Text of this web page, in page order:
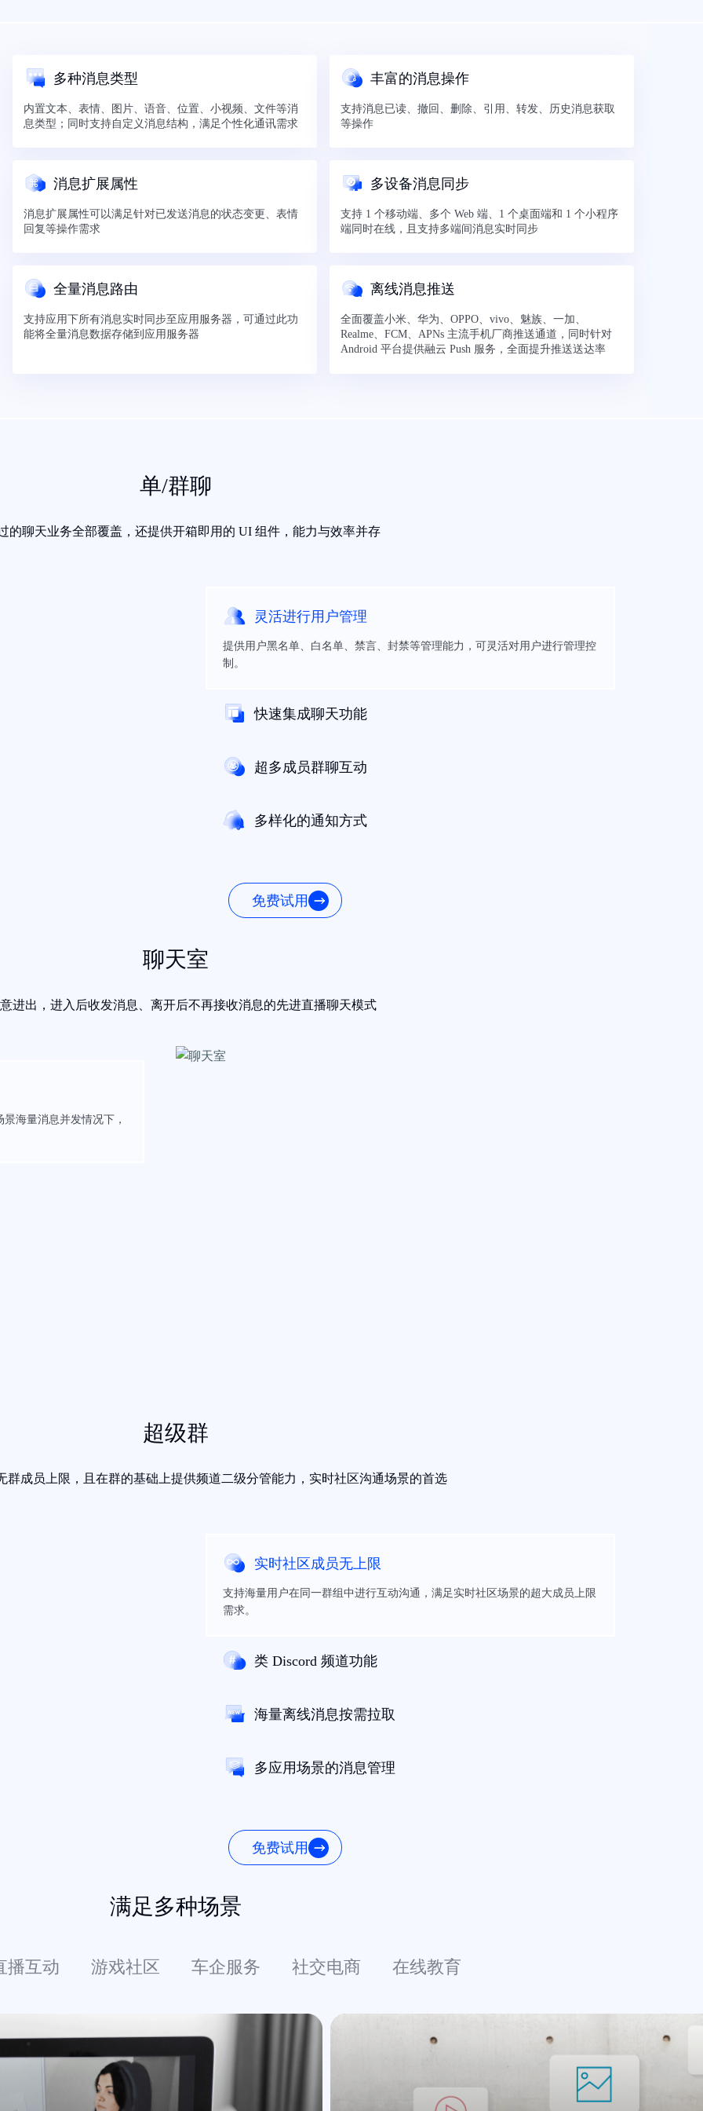
多种消息类型
内置文本、表情、图片、语音、位置、小视频、文件等消
息类型；同时支持自定义消息结构，满足个性化通讯需求
丰富的消息操作
支持消息已读、撤回、删除、引用、转发、历史消息获取
等操作
消息扩展属性
消息扩展属性可以满足针对已发送消息的状态变更、表情
回复等操作需求
多设备消息同步
支持 1 个移动端、多个 Web 端、1 个桌面端和 1 个小程序
端同时在线，且支持多端间消息实时同步
全量消息路由
支持应用下所有消息实时同步至应用服务器，可通过此功
能将全量消息数据存储到应用服务器
离线消息推送
全面覆盖小米、华为、OPPO、vivo、魅族、一加、
Realme、FCM、APNs 主流手机厂商推送通道，同时针对
Android 平台提供融云 Push 服务，全面提升推送送达率
单/群聊
的聊天业务全部覆盖，还提供开箱即用的 UI 组件，能力与效率并存
灵活进行用户管理
提供用户黑名单、白名单、禁言、封禁等管理能力，可灵活对用户进行管理控
制。
快速集成聊天功能
超多成员群聊互动
多样化的通知方式
免费试用
聊天室
进出，进入后收发消息、离开后不再接收消息的先进直播聊天模式
海量消息并发情况下，
超级群
群成员上限，且在群的基础上提供频道二级分管能力，实时社区沟通场景的首选
实时社区成员无上限
支持海量用户在同一群组中进行互动沟通，满足实时社区场景的超大成员上限
需求。
类 Discord 频道功能
海量离线消息按需拉取
多应用场景的消息管理
免费试用
满足多种场景
播互动 游戏社区 车企服务 社交电商 在线教育